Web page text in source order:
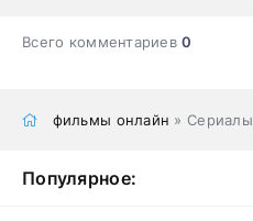
Всего комментариев0
фильмы онлайн » Сериалы
Популярное: